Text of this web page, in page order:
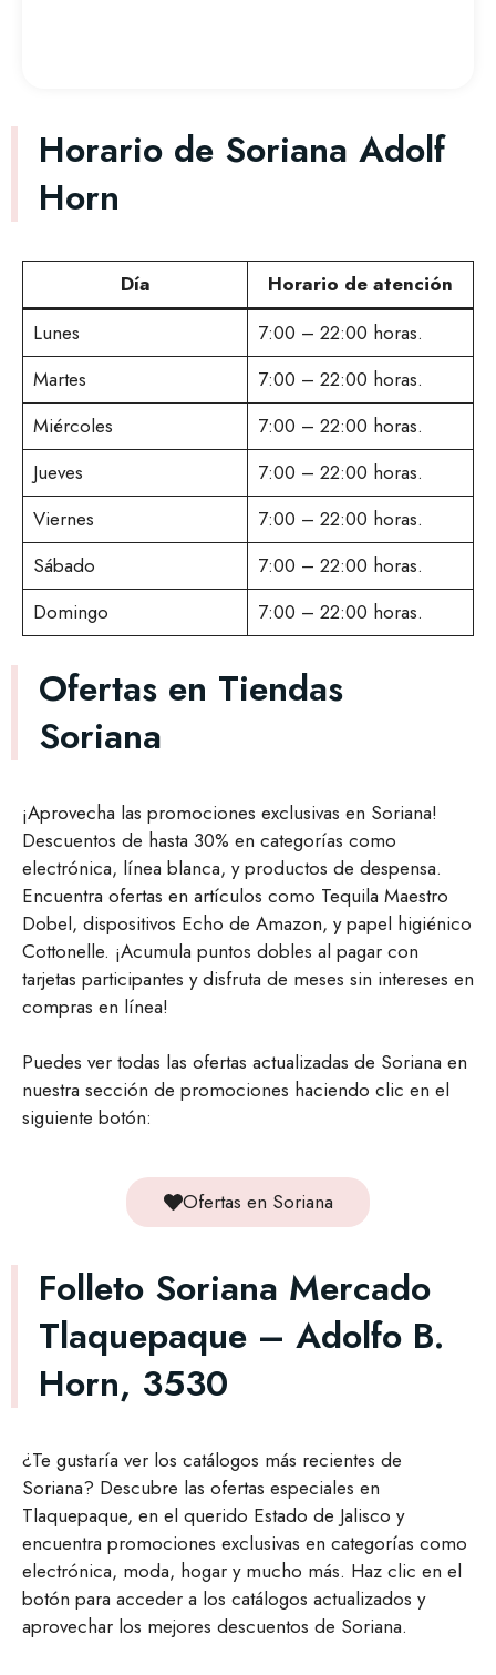
Horario de Soriana Adolf
Horn
Día
Horario de atención
Lunes
7:00 – 22:00 horas.
Martes
7:00 – 22:00 horas.
Miércoles
7:00 – 22:00 horas.
Jueves
7:00 – 22:00 horas.
Viernes
7:00 – 22:00 horas.
Sábado
7:00 – 22:00 horas.
Domingo
7:00 – 22:00 horas.
Ofertas en Tiendas
Soriana
¡Aprovecha las promociones exclusivas en Soriana!
Descuentos de hasta 30% en categorías como
electrónica, línea blanca, y productos de despensa.
Encuentra ofertas en artículos como Tequila Maestro
Dobel, dispositivos Echo de Amazon, y papel higiénico
Cottonelle. ¡Acumula puntos dobles al pagar con
tarjetas participantes y disfruta de meses sin intereses en
compras en línea!
Puedes ver todas las ofertas actualizadas de Soriana en
nuestra sección de promociones haciendo clic en el
siguiente botón:
Ofertas en Soriana
Folleto Soriana Mercado
Tlaquepaque – Adolfo B.
Horn, 3530
¿Te gustaría ver los catálogos más recientes de
Soriana? Descubre las ofertas especiales en
Tlaquepaque, en el querido Estado de Jalisco y
encuentra promociones exclusivas en categorías como
electrónica, moda, hogar y mucho más. Haz clic en el
botón para acceder a los catálogos actualizados y
aprovechar los mejores descuentos de Soriana.